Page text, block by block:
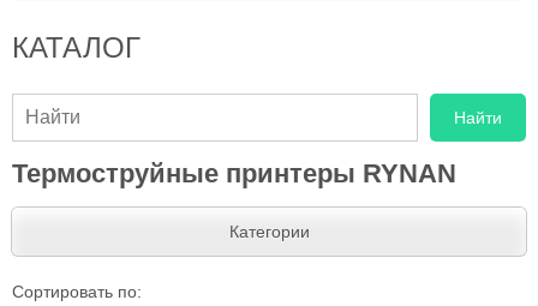
КАТАЛОГ
Найти
Термоструйные принтеры RYNAN
Категории
Сортировать по: